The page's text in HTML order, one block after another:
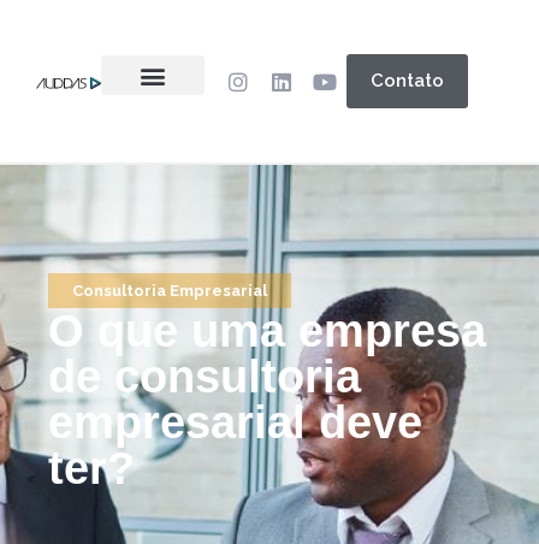
Contato
Consultoria Empresarial
O que uma empresa
de consultoria
empresarial deve
ter?